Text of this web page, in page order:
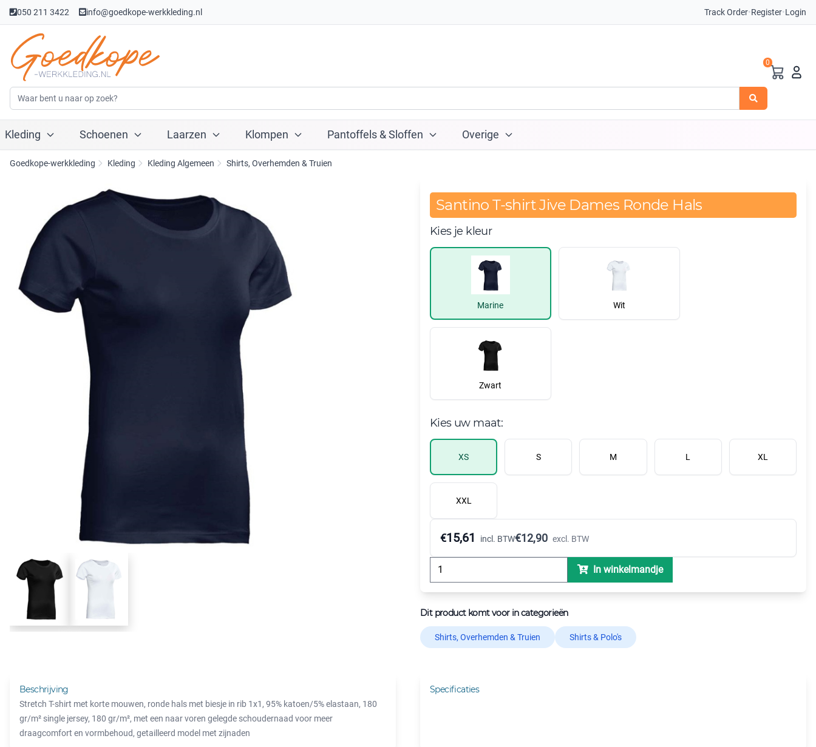
050 211 3422 info@goedkope-werkkleding.nl Track Order•Register•Login
0
Kleding Schoenen Laarzen Klompen Pantoffels & Sloffen Overige
Goedkope-werkkleding Kleding Kleding Algemeen Shirts, Overhemden & Truien
Santino T-shirt Jive Dames Ronde Hals
Kies je kleur
Marine Wit
Zwart
Kies uw maat:
XS S M L XL
XXL
€15,61 incl. BTW€12,90 excl. BTW
In winkelmandje
Dit product komt voor in categorieën
Shirts, Overhemden & Truien Shirts & Polo's
Beschrijving
Stretch T-shirt met korte mouwen, ronde hals met biesje in rib 1x1, 95% katoen/5% elastaan, 180
gr/m² single jersey, 180 gr/m², met een naar voren gelegde schoudernaad voor meer
draagcomfort en vormbehoud, getailleerd model met zijnaden
Specificaties